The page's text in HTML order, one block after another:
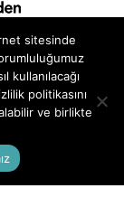
sitesinde
kullanılacağı
politikasını
ve birlikte